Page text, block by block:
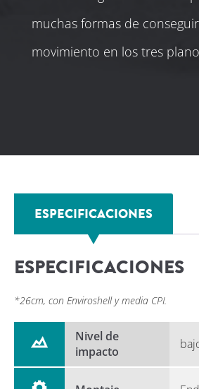
muchas formas de
movimiento en los tres
conformidad con el terreno y
para cualquier aventura.
ESPECIFICACIONES
ESPECIFICACIONES
*26cm, con Enviroshell y media CPI.
Nivel de
impacto